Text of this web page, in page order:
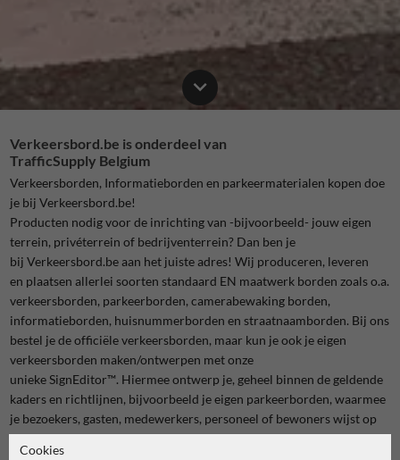
Verkeersbord.be is onderdeel van
TrafficSupply Belgium
Verkeersborden, Informatieborden en parkeermaterialen kopen doe
je bij Verkeersbord.be!
Producten nodig voor de inrichting van -bijvoorbeeld- jouw eigen
terrein, privéterrein of bedrijventerrein? Dan ben je
bijVerkeersbord.beaan het juiste adres! Wij produceren, leveren
en plaatsen allerlei soorten standaard EN maatwerk borden zoals o.a.
verkeersborden, parkeerborden, camerabewaking borden,
informatieborden, huisnummerborden en straatnaamborden. Bij ons
bestel je de officiële verkeersborden, maar kun je ook je eigen
verkeersborden maken/ontwerpen met onze
unieke SignEditor™️. Hiermee ontwerp je, geheel binnen de geldende
kaders en richtlijnen, bijvoorbeeld je eigen parkeerborden, waarmee
je bezoekers, gasten, medewerkers, personeel of bewoners wijst op
de geldende regels omtrent parkeren.
Cookies